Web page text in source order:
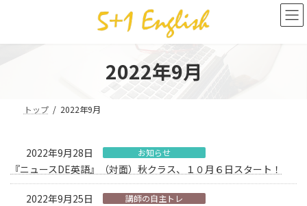
ン
ー
2022年9月
トップ 2022年9月
2022年9月28日 お知らせ
『ニュースDE英語』（対面）秋クラス、１０月６日スタート！
2022年9月25日 講師の自主トレ